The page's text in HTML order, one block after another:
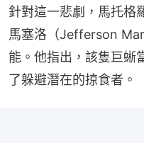
針對這一悲劇，馬托格
馬塞洛（Jefferson
能。他指出，該隻巨蜥
了躲避潛在的掠食者。